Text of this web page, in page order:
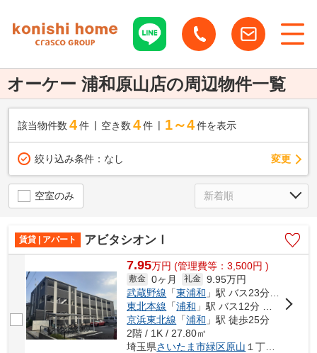
オーケー 浦和原山店の周辺物件一覧
該当物件数 4件 空き数 4 件 1～4 件を表示
絞り込み条件： なし 変更
空室のみ
賃貸 | アパート アビタシオンⅠ
7.95万円 (管理費等：3,500円 )
敷金 0ヶ月 礼金 9.95万円
武蔵野線 「東浦和 」駅 バス23分 「原山」 停歩4分
東北本線 「浦和 」駅 バス12分 「原山」 停歩2分
京浜東北線 「浦和 」駅 徒歩25分
2階 / 1K / 27.80㎡
埼玉県さいたま市緑区原山 １丁目２－７